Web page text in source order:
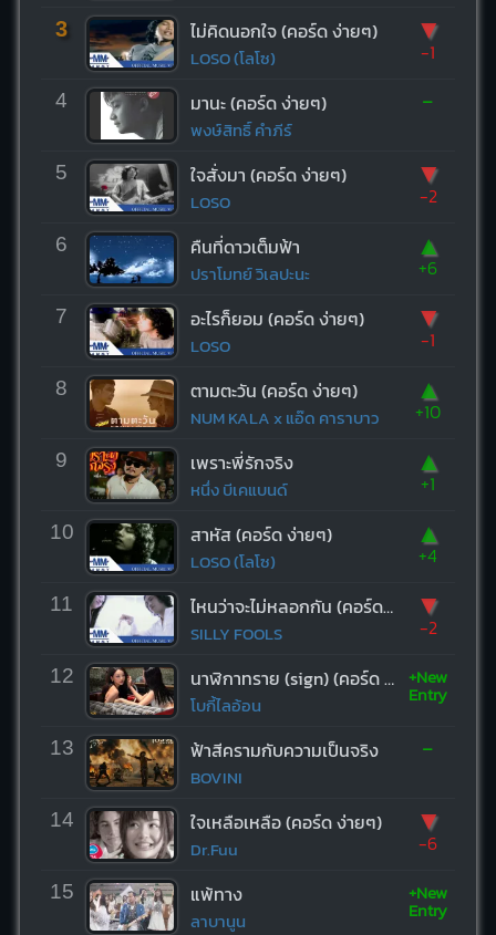
3 ไม่คิดนอกใจ (คอร์ด ง่ายๆ)
LOSO (โลโซ)
▼
-1
4 มานะ (คอร์ด ง่ายๆ)
พงษ์สิทธิ์ คำภีร์
-
5 ใจสั่งมา (คอร์ด ง่ายๆ)
LOSO
▼
-2
6 คืนที่ดาวเต็มฟ้า
ปราโมทย์ วิเลปะนะ
▲
+6
7 อะไรก็ยอม (คอร์ด ง่ายๆ)
LOSO
▼
-1
8 ตามตะวัน (คอร์ด ง่ายๆ)
NUM KALA x แอ๊ด คาราบาว
▲
+10
9 เพราะพี่รักจริง
หนึ่ง บีเคแบนด์
▲
+1
10 สาหัส (คอร์ด ง่ายๆ)
LOSO (โลโซ)
▲
+4
11 ไหนว่าจะไม่หลอกกัน (คอร์ด ง่ายๆ)
SILLY FOOLS
▼
-2
12 นาฬิกาทราย (sign) (คอร์ด ง่ายๆ)
โบกี้ไลอ้อน
+New
Entry
13 ฟ้าสีครามกับความเป็นจริง
BOVINI
-
14 ใจเหลือเหลือ (คอร์ด ง่ายๆ)
Dr.Fuu
▼
-6
15 แพ้ทาง
ลาบานูน
+New
Entry